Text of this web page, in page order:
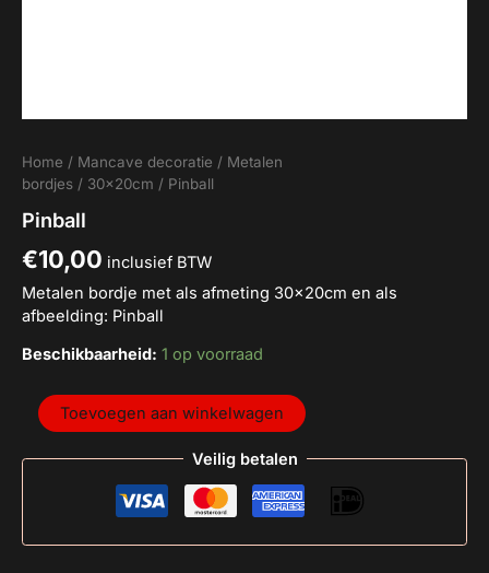
Home / Mancave decoratie / Metalen
bordjes / 30x20cm / Pinball
Pinball
€10,00 inclusief BTW
Metalen bordje met als afmeting 30x20cm en als
afbeelding: Pinball
Beschikbaarheid: 1 op voorraad
Toevoegen aan winkelwagen
Veilig betalen